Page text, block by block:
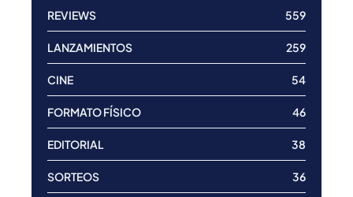
REVIEWS 559
LANZAMIENTOS 259
CINE 54
FORMATO FÍSICO 46
EDITORIAL 38
SORTEOS 36